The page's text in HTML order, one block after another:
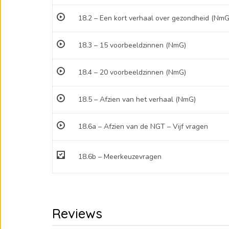
18.2 – Een kort verhaal over gezondheid
18.3 – 15 voorbeeldzinnen (NmG)
18.4 – 20 voorbeeldzinnen (NmG)
18.5 – Afzien van het verhaal (NmG)
18.6a – Afzien van de NGT – Vijf vragen
18.6b – Meerkeuzevragen
Reviews